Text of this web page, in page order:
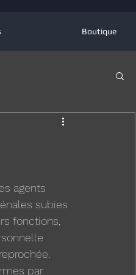
Boutique
agents
subies
fonctions,
par